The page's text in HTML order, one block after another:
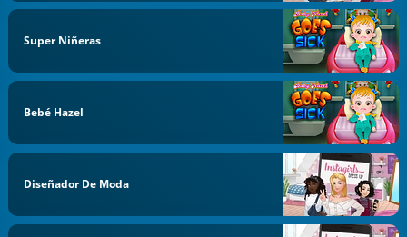
Super Niñeras
Bebé Hazel
Diseñador De Moda